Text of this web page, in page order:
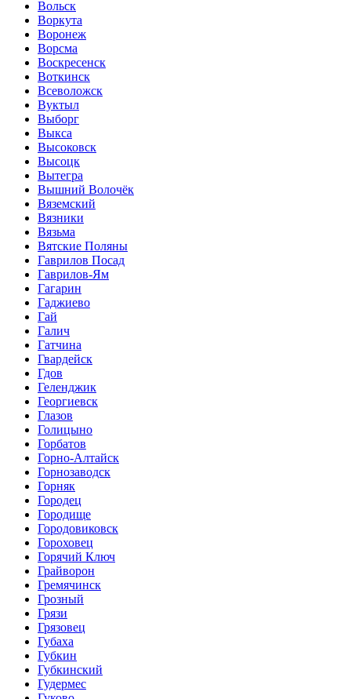
Вольск
Воркута
Воронеж
Ворсма
Воскресенск
Воткинск
Всеволожск
Вуктыл
Выборг
Выкса
Высоковск
Высоцк
Вытегра
Вышний Волочёк
Вяземский
Вязники
Вязьма
Вятские Поляны
Гаврилов Посад
Гаврилов-Ям
Гагарин
Гаджиево
Гай
Галич
Гатчина
Гвардейск
Гдов
Геленджик
Георгиевск
Глазов
Голицыно
Горбатов
Горно-Алтайск
Горнозаводск
Горняк
Городец
Городище
Городовиковск
Гороховец
Горячий Ключ
Грайворон
Гремячинск
Грозный
Грязи
Грязовец
Губаха
Губкин
Губкинский
Гудермес